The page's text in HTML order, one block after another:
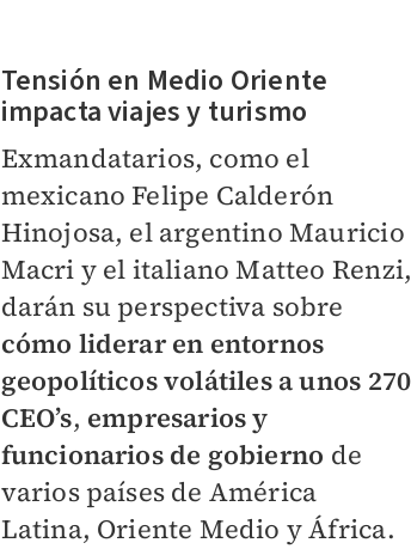
Tensión en Medio Oriente
impacta viajes y turismo
Exmandatarios, como el
mexicano Felipe Calderón
Hinojosa, el argentino Mauricio
Macri y el italiano Matteo Renzi,
darán su perspectiva sobre
cómo liderar en entornos
geopolíticos volátiles a unos 270
CEO’s, empresarios y
funcionarios de gobierno de
varios países de América
Latina, Oriente Medio y África.